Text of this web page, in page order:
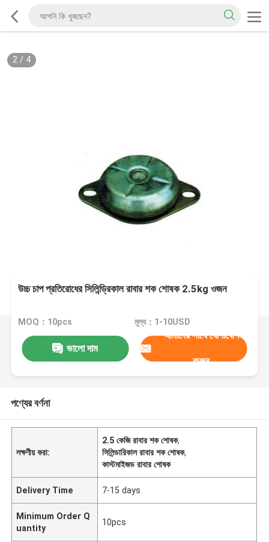
2/ 4
উচ্চ চাপ প্রতিরোধের সিলিন্ড্রিকাল রাবার শক শোষক 2.5kg ওজন
MOQ：10pcs মূল্য：1-10USD
ভালো দাম
আমাদের সাথে যোগাযোগ
করুন
পণ্যের বর্ণনা
লক্ষণীয় করা:
2.5 কেজি রাবার শক শোষক,
সিলিন্ডারিকাল রাবার শক শোষক,
কাস্টমাইজড রাবার শোষক
Delivery Time 7-15 days
Minimum Order Q
uantity
10pcs